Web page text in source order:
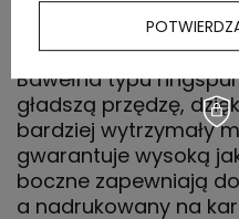
jest idealny na każdą
wygodny dodatek
Bawełna typu
gładszą przędzę,
bardziej wytrzymały
gwarantuje wysoką
boczne zapewniają
a nadrukowany na